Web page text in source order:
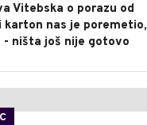
Vitebska o porazu od
karton nas je poremetio,
- ništa još nije gotovo